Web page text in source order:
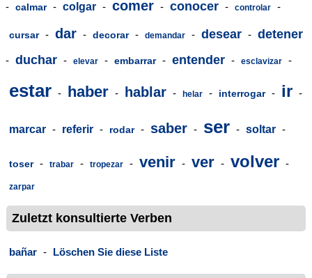
- calmar - colgar - comer - conocer - controlar -
cursar - dar - decorar - demandar - desear - detener
- duchar - elevar - embarrar - entender - esclavizar -
estar - haber - hablar - helar - interrogar - ir -
marcar - referir - rodar - saber - ser - soltar -
toser - trabar - tropezar - venir - ver - volver -
zarpar
Zuletzt konsultierte Verben
bañar - Löschen Sie diese Liste